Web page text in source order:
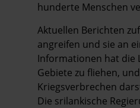
hunderte Menschen
Aktuellen Berichten
angreifen und sie an
Informationen hat die
Gebiete zu fliehen,
Kriegsverbrechen
Die srilankische